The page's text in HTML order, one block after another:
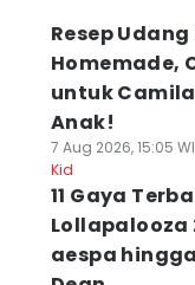
Resep Udang
Homemade,
untuk
Anak!
7 Aug 2026, 15:05
Kid
11 Gaya
Lollapalooza
aespa